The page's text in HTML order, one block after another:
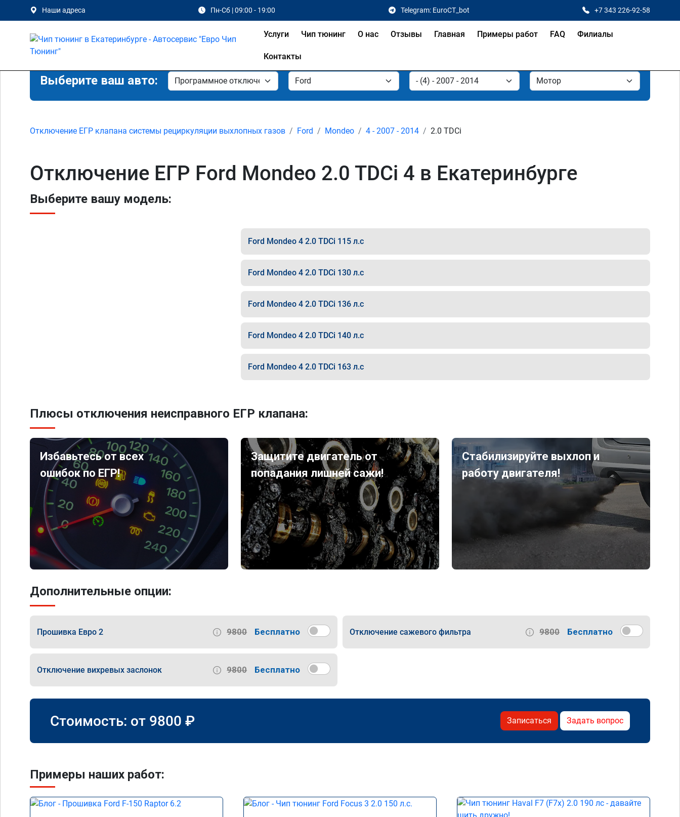
Наши адреса Пн-Сб | 09:00 - 19:00 Telegram: EuroCT_bot +7 343 226-92-58
Услуги Чип тюнинг О нас Отзывы Главная Примеры работ FAQ Филиалы
Контакты
Выберите ваш авто:
Отключение ЕГР клапана системы рециркуляции выхлопных газов Ford Mondeo 4 - 2007 - 2014 2.0 TDCi
Отключение ЕГР Ford Mondeo 2.0 TDCi 4 в Екатеринбурге
Выберите вашу модель:
Ford Mondeo 4 2.0 TDCi 115 л.с
Ford Mondeo 4 2.0 TDCi 130 л.с
Ford Mondeo 4 2.0 TDCi 136 л.с
Ford Mondeo 4 2.0 TDCi 140 л.с
Ford Mondeo 4 2.0 TDCi 163 л.с
Плюсы отключения неисправного ЕГР клапана:
Избавьтесь от всех
ошибок по ЕГР!
Защитите двигатель от
попадания лишней сажи!
Стабилизируйте выхлоп и
работу двигателя!
Дополнительные опции:
Прошивка Евро 2 9800 Бесплатно Отключение сажевого фильтра 9800 Бесплатно
Отключение вихревых заслонок 9800 Бесплатно
Стоимость: от 9800 ₽ Записаться Задать вопрос
Примеры наших работ: